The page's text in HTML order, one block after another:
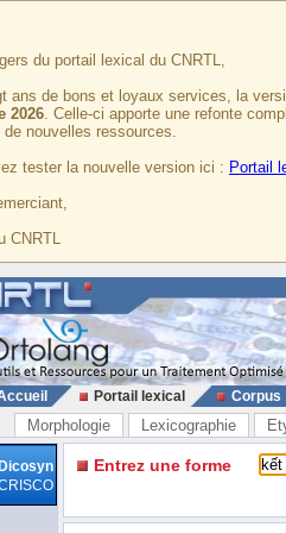
du portail lexical du CNRTL,
ans de bons et loyaux services, la
2026. Celle-ci apporte une refonte
de nouvelles ressources.
tester la nouvelle version ici : Portail
CNRTL
Portail lexical Corpus
Morphologie Lexicographie
Dicosyn
Entrez une forme